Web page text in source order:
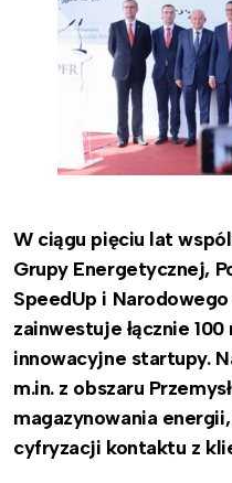
W ciągu pięciu lat
Grupy Energetycznej,
SpeedUp i
zainwestuje łącznie
innowacyjne startupy.
m.in. z obszaru
magazynowania
cyfryzacji kontaktu z